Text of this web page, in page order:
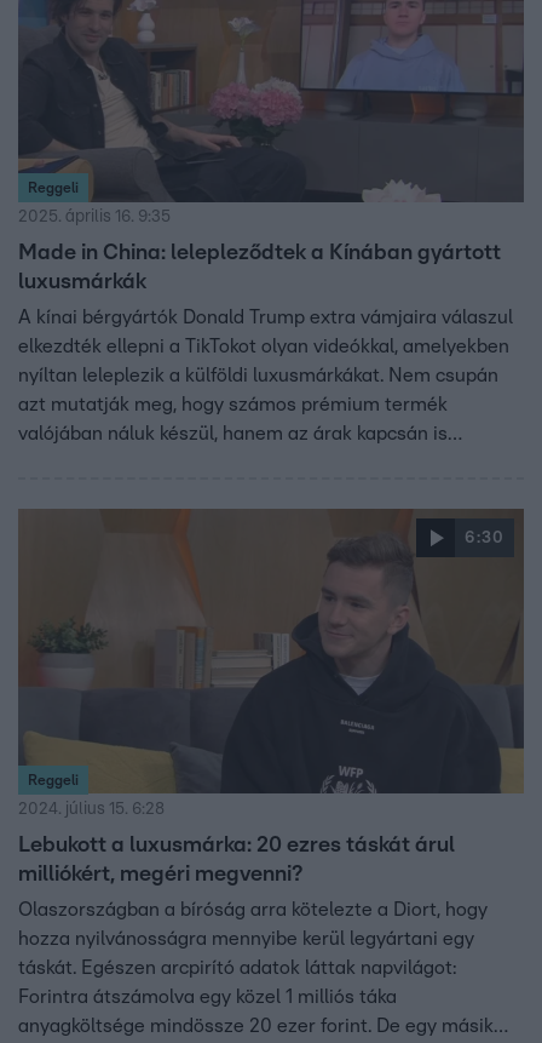
Reggeli
2025. április 16. 9:35
Made in China: lelepleződtek a Kínában gyártott
luxusmárkák
A kínai bérgyártók Donald Trump extra vámjaira válaszul
elkezdték ellepni a TikTokot olyan videókkal, amelyekben
nyíltan leleplezik a külföldi luxusmárkákat. Nem csupán
azt mutatják meg, hogy számos prémium termék
valójában náluk készül, hanem az árak kapcsán is
alacsonyabb minőségűként kezelni, a valóság árnyaltabb.
Hogy miért is van ez így, arról Trunk Tomi, Z-generációs
6:30
Reggeli
2024. július 15. 6:28
Lebukott a luxusmárka: 20 ezres táskát árul
milliókért, megéri megvenni?
Olaszországban a bíróság arra kötelezte a Diort, hogy
hozza nyilvánosságra mennyibe kerül legyártani egy
táskát. Egészen arcpirító adatok láttak napvilágot:
Forintra átszámolva egy közel 1 milliós táka
anyagköltsége mindössze 20 ezer forint. De egy másik